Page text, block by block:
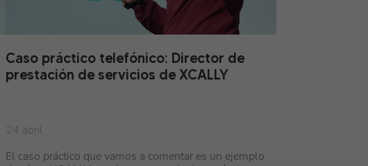
Caso práctico telefónico: Director de
prestación de servicios de XCALLY
24 abril
El caso práctico que vamos a comentar es un ejemplo